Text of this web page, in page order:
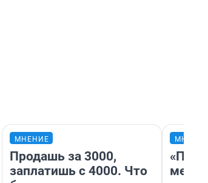
МНЕНИЕ
Продашь за 3000,
заплатишь с 4000. Что